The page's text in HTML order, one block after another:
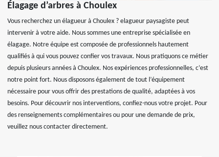
Élagage d’arbres à Choulex
Vous recherchez un élagueur à Choulex ? elagueur paysagiste peut
intervenir à votre aide. Nous sommes une entreprise spécialisée en
élagage. Notre équipe est composée de professionnels hautement
qualifiés à qui vous pouvez confier vos travaux. Nous pratiquons ce métier
depuis plusieurs années à Choulex. Nos expériences professionnelles, c’est
notre point fort. Nous disposons également de tout l’équipement
nécessaire pour vous offrir des prestations de qualité, adaptées à vos
besoins. Pour découvrir nos interventions, confiez-nous votre projet. Pour
des renseignements complémentaires ou pour une demande de prix,
veuillez nous contacter directement.